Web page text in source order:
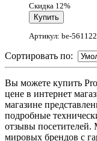
Скидка 12%
Артикул: be-561122
Сортировать по:
Вы можете купить
цене в интернет
магазине
подробные
отзывы
мировых брендов с